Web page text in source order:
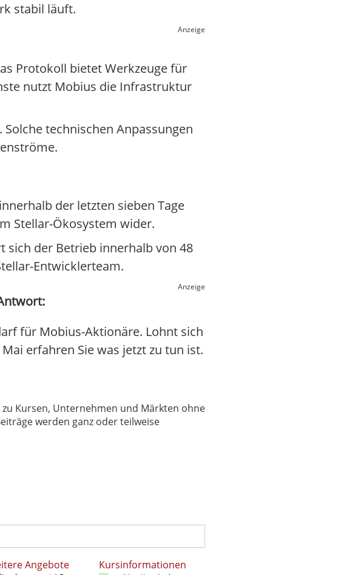
stabil läuft.
Anzeige
Protokoll bietet Werkzeuge für
nutzt Mobius die Infrastruktur
technischen Anpassungen
der letzten sieben Tage
Stellar-Ökosystem wider.
sich der Betrieb innerhalb von 48
Entwicklerteam.
Anzeige
für Mobius-Aktionäre. Lohnt sich
erfahren Sie was jetzt zu tun ist.
Kursen, Unternehmen und Märkten ohne
werden ganz oder teilweise
Angebote Kursinformationen